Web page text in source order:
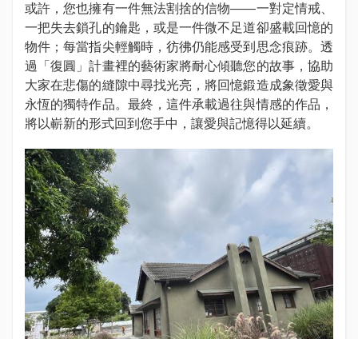
或許，您也擁有一件無法割捨的信物——一對定情戒、
一把失去鎖孔的鑰匙，或是一件微不足道卻盛載回憶的
物件；每當指尖輕觸時，彷彿仍能感受到思念痕跡。透
過「復圓」計畫裡的藝術家將耐心傾聽您的故事，協助
大家在悲傷的縫隙中尋找光亮，將回憶鍛造成象徵愛與
永恆的獨特作品。最終，這件承載過往與情感的作品，
將以嶄新的形式回到您手中，讓愛與記憶得以延續。